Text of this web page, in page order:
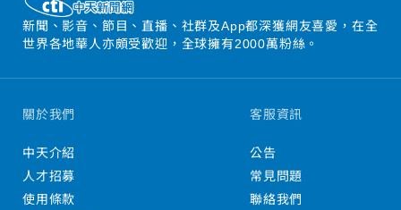
新聞、影音、節目、直播、社群及App都深獲網友喜愛，在全
世界各地華人亦頗受歡迎，全球擁有2000萬粉絲。
關於我們
中天介紹
人才招募
使用條款
客服資訊
公告
常見問題
聯絡我們